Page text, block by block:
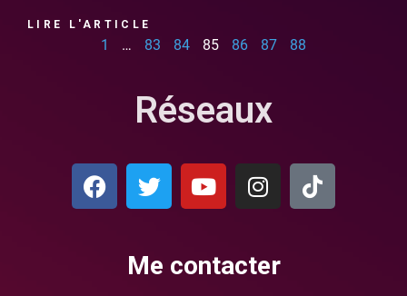
LIRE L'ARTICLE
1 … 83 84 85 86 87 88
Réseaux
Me contacter